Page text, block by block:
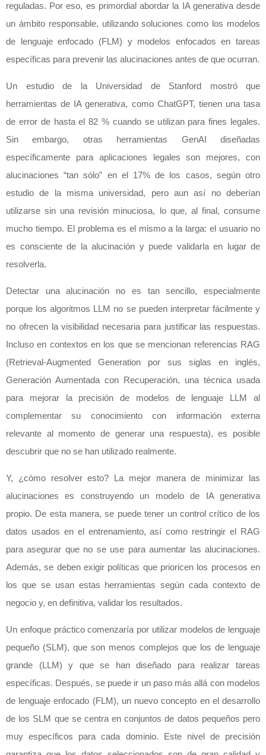
reguladas. Por eso, es primordial abordar la IA generativa desde
un ámbito responsable, utilizando soluciones como los modelos
de lenguaje enfocado (FLM) y modelos enfocados en tareas
específicas para prevenir las alucinaciones antes de que ocurran.
Un estudio de la Universidad de Stanford mostró que
herramientas de IA generativa, como ChatGPT, tienen una tasa
de error de hasta el 82 % cuando se utilizan para fines legales.
Sin embargo, otras herramientas GenAI diseñadas
específicamente para aplicaciones legales son mejores, con
alucinaciones “tan sólo” en el 17% de los casos, según otro
estudio de la misma universidad, pero aun así no deberían
utilizarse sin una revisión minuciosa, lo que, al final, consume
mucho tiempo. El problema es el mismo a la larga: el usuario no
es consciente de la alucinación y puede validarla en lugar de
resolverla.
Detectar una alucinación no es tan sencillo, especialmente
porque los algoritmos LLM no se pueden interpretar fácilmente y
no ofrecen la visibilidad necesaria para justificar las respuestas.
Incluso en contextos en los que se mencionan referencias RAG
(Retrieval-Augmented Generation por sus siglas en inglés,
Generación Aumentada con Recuperación, una técnica usada
para mejorar la precisión de modelos de lenguaje LLM al
complementar su conocimiento con información externa
relevante al momento de generar una respuesta), es posible
descubrir que no se han utilizado realmente.
Y, ¿cómo resolver esto? La mejor manera de minimizar las
alucinaciones es construyendo un modelo de IA generativa
propio. De esta manera, se puede tener un control crítico de los
datos usados en el entrenamiento, así como restringir el RAG
para asegurar que no se use para aumentar las alucinaciones.
Además, se deben exigir políticas que prioricen los procesos en
los que se usan estas herramientas según cada contexto de
negocio y, en definitiva, validar los resultados.
Un enfoque práctico comenzaría por utilizar modelos de lenguaje
pequeño (SLM), que son menos complejos que los de lenguaje
grande (LLM) y que se han diseñado para realizar tareas
específicas. Después, se puede ir un paso más allá con modelos
de lenguaje enfocado (FLM), un nuevo concepto en el desarrollo
de los SLM que se centra en conjuntos de datos pequeños pero
muy específicos para cada dominio. Este nivel de precisión